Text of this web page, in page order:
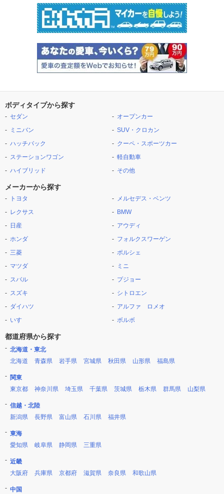
ボディタイプから探す
セダン
ミニバン
ハッチバック
ステーションワゴン
ハイブリッド
オープンカー
SUV・クロカン
クーペ・スポーツカー
軽自動車
その他
メーカーから探す
トヨタ
レクサス
日産
ホンダ
三菱
マツダ
スバル
スズキ
ダイハツ
いすゞ
メルセデス・ベンツ
BMW
アウディ
フォルクスワーゲン
ポルシェ
ミニ
プジョー
シトロエン
アルファ ロメオ
ボルボ
都道府県から探す
北海道・東北
北海道
青森県 岩手県 宮城県 秋田県 山形県 福島県
関東
東京都
神奈川県 埼玉県 千葉県 茨城県 栃木県 群馬県 山梨県
信越・北陸
新潟県
長野県 富山県 石川県 福井県
東海
愛知県
岐阜県 静岡県 三重県
近畿
大阪府
兵庫県 京都府 滋賀県 奈良県 和歌山県
中国